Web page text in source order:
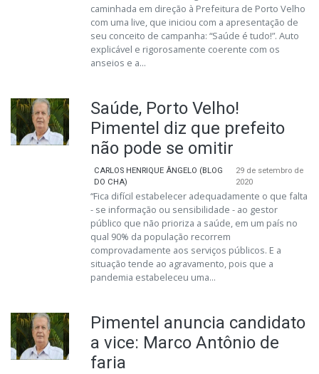
caminhada em direção à Prefeitura de Porto Velho
com uma live, que iniciou com a apresentação de
seu conceito de campanha: “Saúde é tudo!”. Auto
explicável e rigorosamente coerente com os
anseios e a...
Saúde, Porto Velho!
Pimentel diz que prefeito
não pode se omitir
CARLOS HENRIQUE ÂNGELO (BLOG
DO CHA)
29 de setembro de
2020
“Fica difícil estabelecer adequadamente o que falta
- se informação ou sensibilidade - ao gestor
público que não prioriza a saúde, em um país no
qual 90% da população recorrem
comprovadamente aos serviços públicos. E a
situação tende ao agravamento, pois que a
pandemia estabeleceu uma...
Pimentel anuncia candidato
a vice: Marco Antônio de
faria